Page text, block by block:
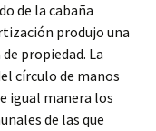
de la cabaña
produjo una
propiedad. La
círculo de manos
igual manera los
de las que